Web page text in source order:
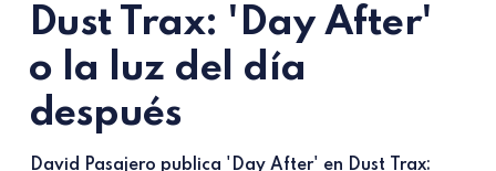
Dust Trax: 'Day After'
o la luz del día
después
David Pasajero publica 'Day After' en Dust Trax: